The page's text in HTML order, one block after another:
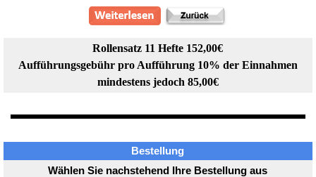
Rollensatz 11 Hefte 152,00€
Aufführungsgebühr pro Aufführung 10% der Einnahmen
mindestens jedoch 85,00€
Bestellung
Wählen Sie nachstehend Ihre Bestellung aus